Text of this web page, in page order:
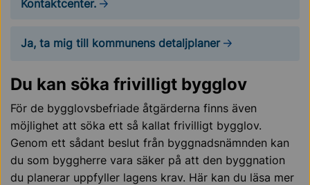
Kontaktcenter.
Ja, ta mig till kommunens detaljplaner
Du kan söka frivilligt bygglov
För de bygglovsbefriade åtgärderna finns även
möjlighet att söka ett så kallat frivilligt bygglov.
Genom ett sådant beslut från byggnadsnämnden kan
du som byggherre vara säker på att den byggnation
du planerar uppfyller lagens krav. Här kan du läsa mer